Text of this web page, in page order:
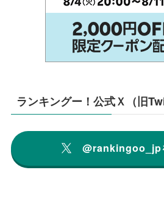
ランキングー！公式Ｘ（旧
@rankingoo_jp